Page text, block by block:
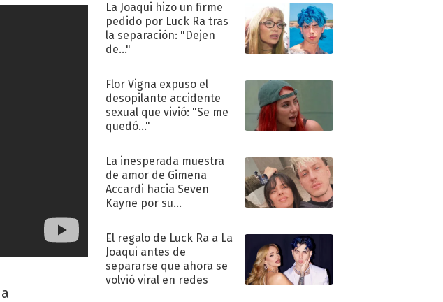
La Joaqui hizo un firme
pedido por Luck Ra tras
la separación: "Dejen
de..."
Flor Vigna expuso el
desopilante accidente
sexual que vivió: "Se me
quedó..."
La inesperada muestra
de amor de Gimena
Accardi hacia Seven
Kayne por su
El regalo de Luck Ra a La
Joaqui antes de
separarse que ahora se
volvió viral en redes